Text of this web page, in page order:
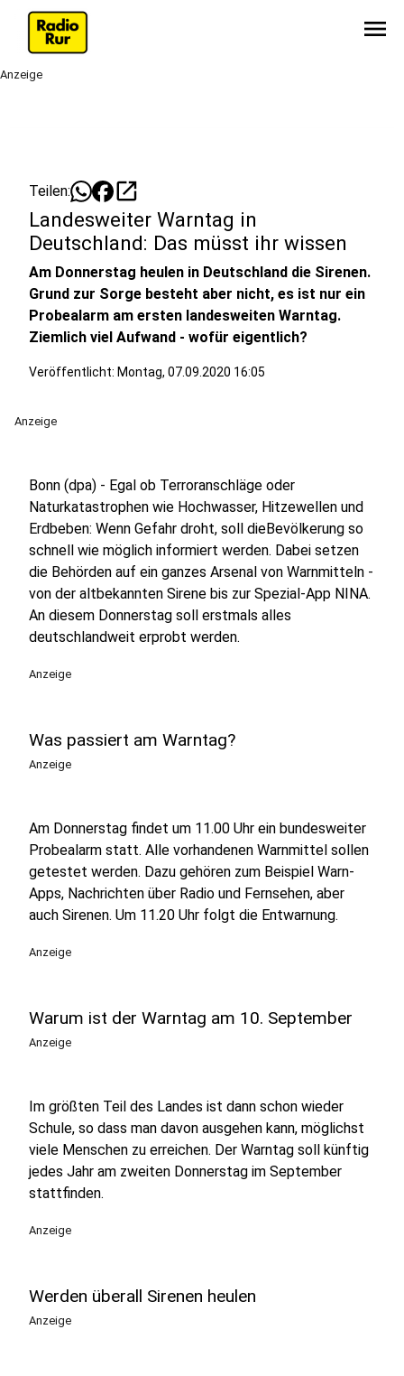
menu
Anzeige
Teilen: open_in_new
Landesweiter Warntag in
Deutschland: Das müsst ihr wissen
Am Donnerstag heulen in Deutschland die Sirenen.
Grund zur Sorge besteht aber nicht, es ist nur ein
Probealarm am ersten landesweiten Warntag.
Ziemlich viel Aufwand - wofür eigentlich?
Veröffentlicht: Montag, 07.09.2020 16:05
Anzeige
Bonn (dpa) - Egal ob Terroranschläge oder
Naturkatastrophen wie Hochwasser, Hitzewellen und
Erdbeben: Wenn Gefahr droht, soll dieBevölkerung so
schnell wie möglich informiert werden. Dabei setzen
die Behörden auf ein ganzes Arsenal von Warnmitteln -
von der altbekannten Sirene bis zur Spezial-App NINA.
An diesem Donnerstag soll erstmals alles
deutschlandweit erprobt werden.
Anzeige
Was passiert am Warntag?
Anzeige
Am Donnerstag findet um 11.00 Uhr ein bundesweiter
Probealarm statt. Alle vorhandenen Warnmittel sollen
getestet werden. Dazu gehören zum Beispiel Warn-
Apps, Nachrichten über Radio und Fernsehen, aber
auch Sirenen. Um 11.20 Uhr folgt die Entwarnung.
Anzeige
Warum ist der Warntag am 10. September
Anzeige
Im größten Teil des Landes ist dann schon wieder
Schule, so dass man davon ausgehen kann, möglichst
viele Menschen zu erreichen. Der Warntag soll künftig
jedes Jahr am zweiten Donnerstag im September
stattfinden.
Anzeige
Werden überall Sirenen heulen
Anzeige